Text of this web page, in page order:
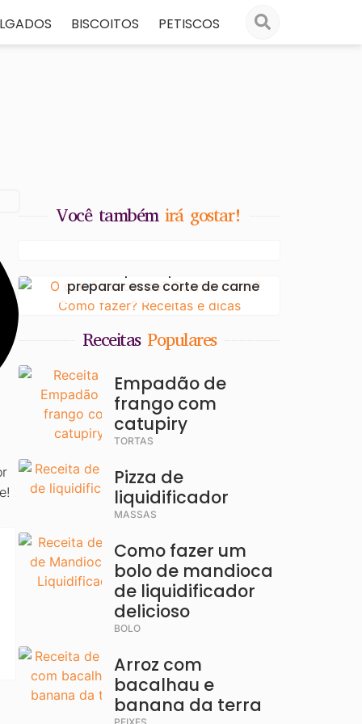
BISCOITOS PETISCOS
Você tambémirá gostar!
O Poder do Bicarbonato: 10
Usos na Limpeza da Cozinha
preparar esse corte de carne
Receitas Populares
Empadão de
frango com
catupiry
TORTAS
Pizza de
liquidificador
MASSAS
Como fazer um
bolo de mandioca
de liquidificador
delicioso
BOLO
Arroz com
bacalhau e
banana da terra